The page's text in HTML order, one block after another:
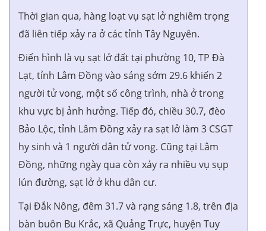
Thời gian qua, hàng loạt vụ sạt lở nghiêm trọng
đã liên tiếp xảy ra ở các tỉnh Tây Nguyên.
Điển hình là vụ sạt lở đất tại phường 10, TP Đà
Lạt, tỉnh Lâm Đồng vào sáng sớm 29.6 khiến 2
người tử vong, một số công trình, nhà ở trong
khu vực bị ảnh hưởng. Tiếp đó, chiều 30.7, đèo
Bảo Lộc, tỉnh Lâm Đồng xảy ra sạt lở làm 3 CSGT
hy sinh và 1 người dân tử vong. Cũng tại Lâm
Đồng, những ngày qua còn xảy ra nhiều vụ sụp
lún đường, sạt lở ở khu dân cư.
Tại Đắk Nông, đêm 31.7 và rạng sáng 1.8, trên địa
bàn buôn Bu Krắc, xã Quảng Trực, huyện Tuy